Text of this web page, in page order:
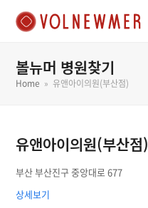
볼뉴머 병원찾기
Home » 유앤아이의원(부산점)
유앤아이의원(부산점)
부산 부산진구 중앙대로 677
상세보기